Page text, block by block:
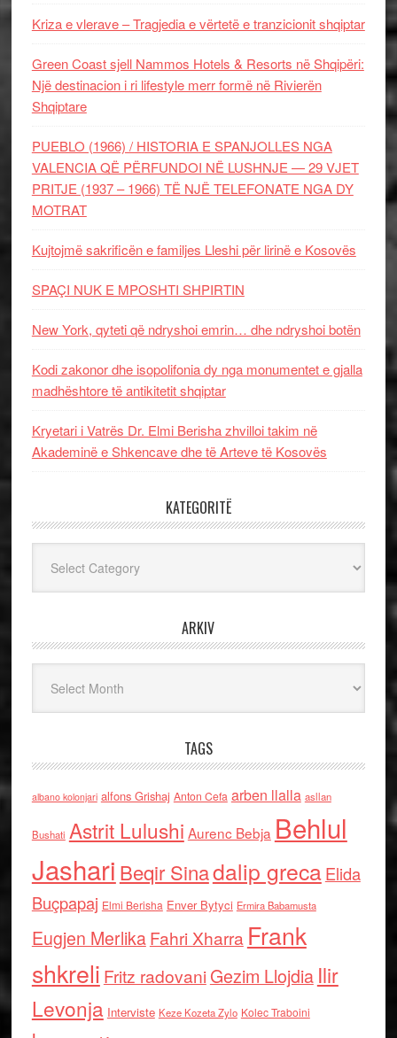
Kriza e vlerave – Tragjedia e vërtetë e tranzicionit shqiptar
Green Coast sjell Nammos Hotels & Resorts në Shqipëri:
Një destinacion i ri lifestyle merr formë në Rivierën
Shqiptare
PUEBLO (1966) / HISTORIA E SPANJOLLES NGA
VALENCIA QË PËRFUNDOI NË LUSHNJE — 29 VJET
PRITJE (1937 – 1966) TË NJË TELEFONATE NGA DY
MOTRAT
Kujtojmë sakrificën e familjes Lleshi për lirinë e Kosovës
SPAÇI NUK E MPOSHTI SHPIRTIN
New York, qyteti që ndryshoi emrin… dhe ndryshoi botën
Kodi zakonor dhe isopolifonia dy nga monumentet e gjalla
madhështore të antikitetit shqiptar
Kryetari i Vatrës Dr. Elmi Berisha zhvilloi takim në
Akademinë e Shkencave dhe të Arteve të Kosovës
KATEGORITË
ARKIV
TAGS
albano kolonjari alfons Grishaj Anton Cefa arben llalla asllan
Bushati Astrit Lulushi Aurenc Bebja Behlul
Jashari Beqir Sinadalip grecaElida
Buçpapaj Elmi Berisha Enver Bytyci Ermira Babamusta
Eugjen MerlikaFahri Xharra Frank
shkreli Fritz radovaniGezim Llojdia Ilir
Levonja Interviste Keze Kozeta Zylo Kolec Traboini